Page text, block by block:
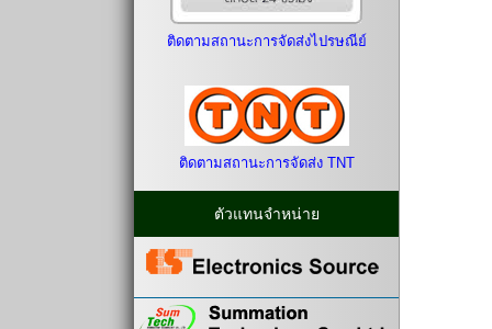
ติดตามสถานะการจัดส่งไปรษณีย์
ติดตามสถานะการจัดส่ง TNT
ตัวแทนจำหน่าย